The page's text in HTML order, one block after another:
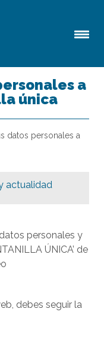
a
única
datos personales a
actualidad
personales y
ÚNICA’ de
debes seguir la